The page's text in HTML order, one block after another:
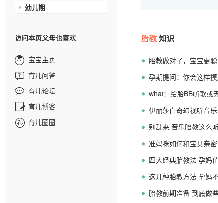
幼儿期
访问本页父母也喜欢
宝宝主页
育儿问答
育儿论坛
育儿博客
育儿圈圈
胎教知识
胎教做对了，宝宝更
孕期提问：你会这样
what！给胎BB听歌或
伊丽莎白奇幻视听音
新篇章
别乱来 音乐胎教这么
准妈咪如何和宝贝亲
四大经典胎教法 孕妈
这几种胎教方法 孕妈
胎教前期准备 到底做